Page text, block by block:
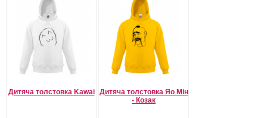
Дитяча толстовка Kawai
Дитяча толстовка Яо Мін
- Козак